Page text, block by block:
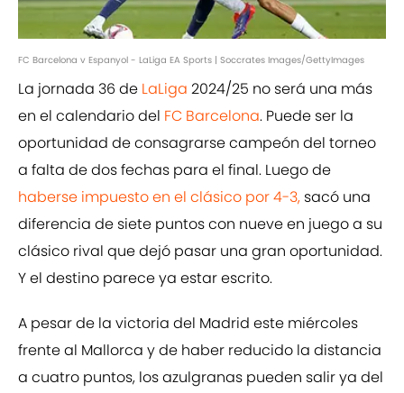
FC Barcelona v Espanyol - LaLiga EA Sports | Soccrates Images/GettyImages
La jornada 36 de LaLiga 2024/25 no será una más
en el calendario del FC Barcelona. Puede ser la
oportunidad de consagrarse campeón del torneo
a falta de dos fechas para el final. Luego de
haberse impuesto en el clásico por 4-3, sacó una
diferencia de siete puntos con nueve en juego a su
clásico rival que dejó pasar una gran oportunidad.
Y el destino parece ya estar escrito.
A pesar de la victoria del Madrid este miércoles
frente al Mallorca y de haber reducido la distancia
a cuatro puntos, los azulgranas pueden salir ya del